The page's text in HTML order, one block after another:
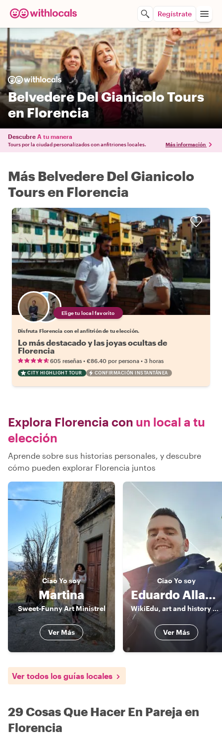
Regístrate
Belvedere Del Gianicolo Tours
en Florencia
Descubre A tu manera
Tours por la ciudad personalizados con anfitriones locales. Más información
Más Belvedere Del Gianicolo
Tours en Florencia
Elige tu local favorito
Disfruta Florencia con el anfitrión de tu elección.
Lo más destacado y las joyas ocultas de
Florencia
605 reseñas • €86.40 por persona • 3 horas
CITY HIGHLIGHT TOUR CONFIRMACIÓN INSTANTÁNEA
Explora Florencia con un local a tu
elección
Aprende sobre sus historias personales, y descubre
cómo pueden explorar Florencia juntos
CiaoYo soy
Martina
Sweet-Funny Art Ministrel
Ver Más
CiaoYo soy
Eduardo Allan Addazi
WikiEdu, art and history expert
Ver Más
Ver todos los guías locales
29 Cosas Que Hacer En Pareja en
Florencia